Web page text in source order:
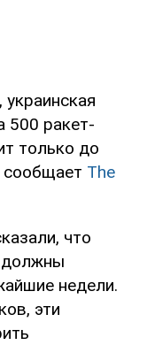
500 ракет-
только до
сообщает The
что
должны
недели.
эти